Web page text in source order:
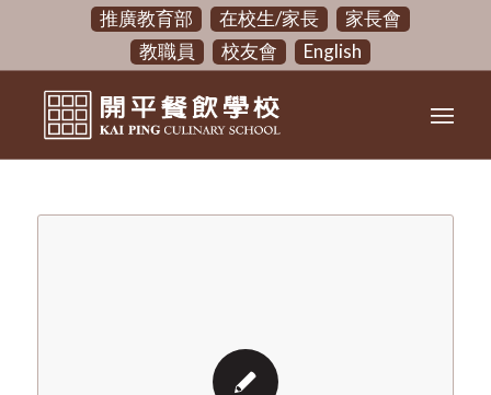
推廣教育部 在校生/家長
家長會
教職員
校友會 English